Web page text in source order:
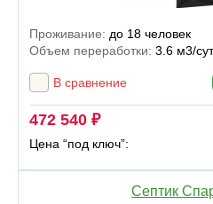
Проживание: до 18 человек
Объем переработки: 3.6 м3/сут
В сравнение
472 540 ₽
Цена “под ключ”:
Септик